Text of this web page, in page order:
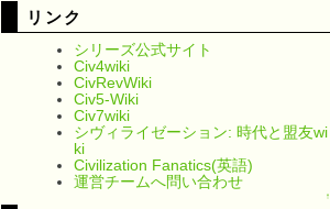
リンク
シリーズ公式サイト
Civ4wiki
CivRevWiki
Civ5-Wiki
Civ7wiki
シヴィライゼーション: 時代と盟友wi
ki
Civilization Fanatics(英語)
運営チームへ問い合わせ
↑